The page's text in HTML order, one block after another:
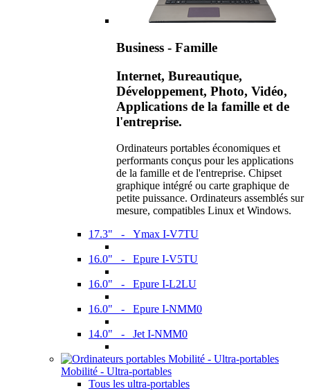
Business - Famille
Internet, Bureautique,
Développement, Photo, Vidéo,
Applications de la famille et de
l'entreprise.
Ordinateurs portables économiques et
performants conçus pour les applications
de la famille et de l'entreprise. Chipset
graphique intégré ou carte graphique de
petite puissance. Ordinateurs assemblés sur
mesure, compatibles Linux et Windows.
17.3" - Ymax I-V7TU
16.0" - Epure I-V5TU
16.0" - Epure I-L2LU
16.0" - Epure I-NMM0
14.0" - Jet I-NMM0
Mobilité - Ultra-portables
Tous les ultra-portables